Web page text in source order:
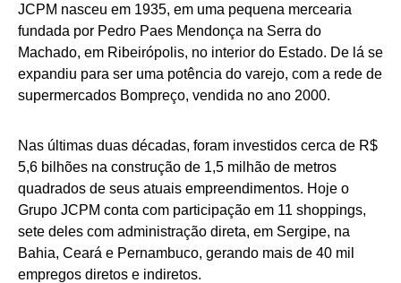
JCPM nasceu em 1935, em uma pequena mercearia
fundada por Pedro Paes Mendonça na Serra do
Machado, em Ribeirópolis, no interior do Estado. De lá se
expandiu para ser uma potência do varejo, com a rede de
supermercados Bompreço, vendida no ano 2000.
Nas últimas duas décadas, foram investidos cerca de R$
5,6 bilhões na construção de 1,5 milhão de metros
quadrados de seus atuais empreendimentos. Hoje o
Grupo JCPM conta com participação em 11 shoppings,
sete deles com administração direta, em Sergipe, na
Bahia, Ceará e Pernambuco, gerando mais de 40 mil
empregos diretos e indiretos.